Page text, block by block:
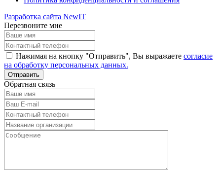
Разработка сайта NewIT
Перезвоните мне
Нажимая на кнопку "Отправить", Вы выражаете согласие
на обработку персональных данных.
Обратная связь